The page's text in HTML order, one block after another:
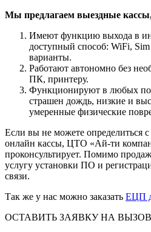
Мы предлагаем выездные
Имеют функцию выхода в
доступный способ: WiFi, Sim
варианты.
Работают автономно без
ПК, принтеру.
Функционируют в любых
страшен дождь, низкие и
умеренные физические
Если вы не можете определиться
онлайн кассы, ЦТО «Ай-ти
проконсультирует. Помимо
услугу установки ПО и
связи.
Так же у нас можно заказать ЕЦП
ОСТАВИТЬ ЗАЯВКУ НА